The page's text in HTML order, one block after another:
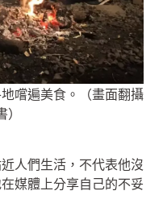
嚐遍美食。（畫面翻攝
）
人們生活，不代表他沒
媒體上分享自己的不妥